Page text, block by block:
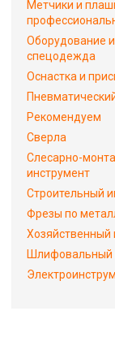
Метчики и
Оборудование и
спецодежда
Оснастка и
Рекомендуем
Сверла
Слесарно-
инструмент
Строительный
Фрезы по
Хозяйственный
Шлифовальный